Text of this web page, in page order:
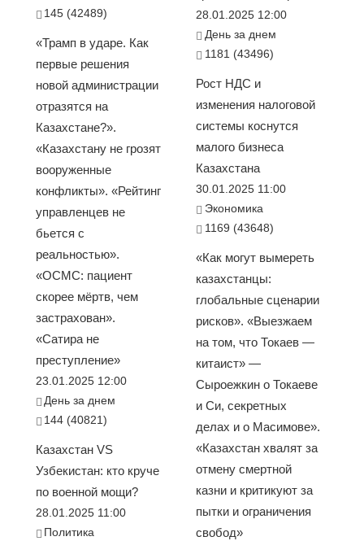
145 (42489)
«Трамп в ударе. Как
первые решения
новой администрации
отразятся на
Казахстане?».
«Казахстану не грозят
вооруженные
конфликты». «Рейтинг
управленцев не
бьется с
реальностью».
«ОСМС: пациент
скорее мёртв, чем
застрахован».
«Сатира не
преступление»
23.01.2025 12:00
День за днем
144 (40821)
Казахстан VS
Узбекистан: кто круче
по военной мощи?
28.01.2025 11:00
Политика
28.01.2025 12:00
День за днем
1181 (43496)
Рост НДС и
изменения налоговой
системы коснутся
малого бизнеса
Казахстана
30.01.2025 11:00
Экономика
1169 (43648)
«Как могут вымереть
казахстанцы:
глобальные сценарии
рисков». «Выезжаем
на том, что Токаев —
китаист» —
Сыроежкин о Токаеве
и Си, секретных
делах и о Масимове».
«Казахстан хвалят за
отмену смертной
казни и критикуют за
пытки и ограничения
свобод»